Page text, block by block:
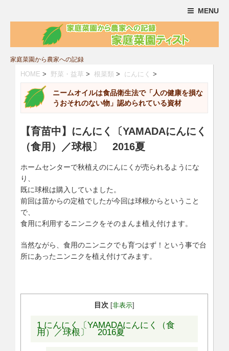
MENU
家庭菜園から農家への記録
HOME > 野菜・益草 > 根菜類 > にんにく >
ニームオイルは食品衛生法で「人の健康を損な
うおそれのない物」認められている資材
【育苗中】にんにく〔YAMADAにんにく
（食用）／球根〕 2016夏
ホームセンターで秋植えのにんにくが売られるようにな
り、
既に球根は購入していました。
前回は苗からの定植でしたが今回は球根からということ
で、
食用に利用するニンニクをそのまんま植え付けます。
当然ながら、食用のニンニクでも育つはず！という事で台
所にあったニンニクを植え付けてみます。
目次 非表示
1 にんにく〔YAMADAにんにく（食
用）／球根〕 2016夏